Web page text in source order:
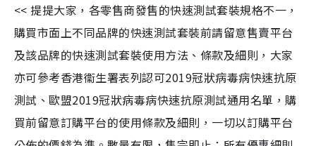
<< 提提大家，各零售商發售的快速測試套裝規格不一，
購買市面上不同品牌的快速測試套裝前請留意售賣平台
及該品牌的快速測試套裝使用方法、條款及細則，大家
亦可參考香港衞生署表列認可2019冠狀病毒病快速抗原
測試、歐盟2019冠狀病毒病快速抗原測試通用名單，購
買前留意訂購平台的使用條款及細則，一切以訂購平台